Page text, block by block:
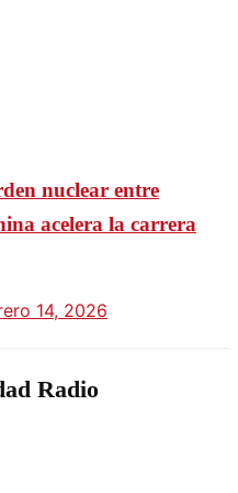
nuclear entre
acelera la carrera
14, 2026
Radio